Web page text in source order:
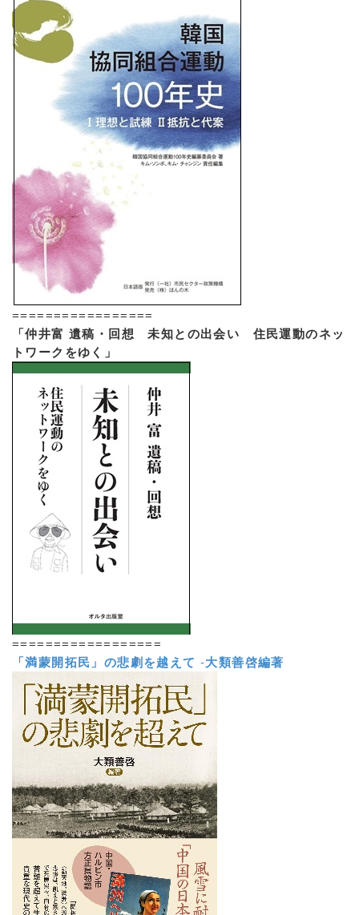
=================
「仲井富 遺稿・回想 未知との出会い 住民運動のネッ
トワークをゆく」
==================
「満蒙開拓民」の悲劇を越えて -大類善啓編著